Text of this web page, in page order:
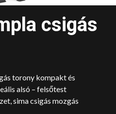
csigás
torony kompakt és
alsó – felsőtest
sima csigás mozgás